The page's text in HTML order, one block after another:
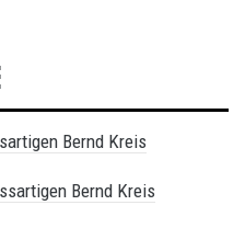
Bernd Kreis
Bernd Kreis